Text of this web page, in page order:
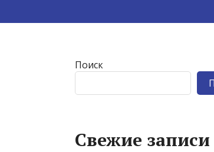
Поиск
Свежие записи